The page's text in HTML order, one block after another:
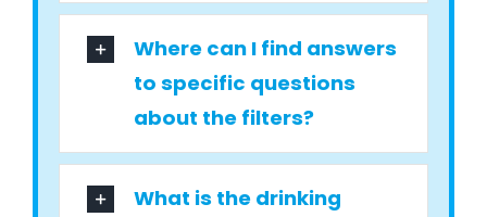
Where can I find answers
to specific questions
about the filters?
What is the drinking